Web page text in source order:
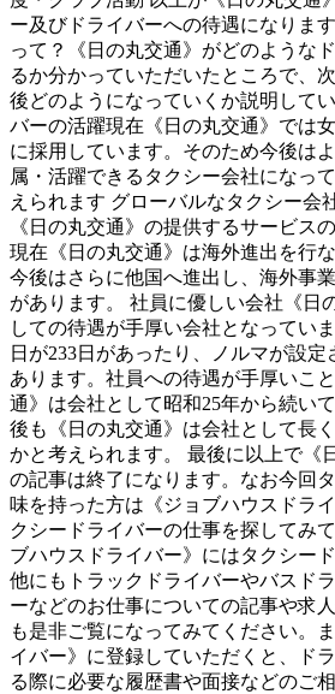
ー及びドライバーへの待遇になりま
って？《日の丸交通》がどのような
るか分かっていただいたところで、
後どのようになっていくか説明して
バーの活躍現在《日の丸交通》では
に採用しています。そのため今後は
属・活躍できるタクシー会社になっ
えられます グローバルなタクシー会
《日の丸交通》の提供するサービス
現在《日の丸交通》は海外進出を行
今後はさらに他国へ進出し、海外事
があります。 社員に優しい会社《日
しての待遇が手厚い会社となってい
日が233日があったり、ノルマが設定
あります。社員への待遇が手厚いこ
通》は会社として昭和25年から続い
後も《日の丸交通》は会社として長
かと考えられます。 最後に以上で《
の記事は終了になります。なお今回
味を持った方は《ジョブハウスドラ
クシードライバーの仕事を探してみ
ブハウスドライバー》にはタクシー
他にもトラックドライバーやバスド
ーなどのお仕事についての記事や求
も是非ご覧になってみてください。
イバー》に登録していただくと、ド
る際に必要な履歴書や面接などのご